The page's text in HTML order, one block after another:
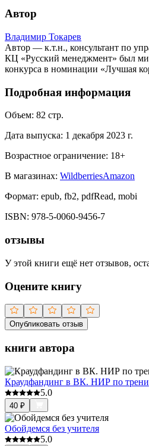
Автор
Владимир Токарев
Автор — к.т.н., консультант по
КЦ «Русский менеджмент» был
конкурса в номинации «Лучшая
Подробная информация
Объем: 82 стр.
Дата выпуска: 1 декабря 2023 г.
Возрастное ограничение: 18+
В магазинах: WildberriesAmazon
Формат: epub, fb2, pdfRead, mobi
ISBN: 978-5-0060-9456-7
отзывы
У этой книги ещё нет отзывов,
Оцените книгу
Опубликовать отзыв
книги автора
Краудфандинг в ВК. НИР по
5.0
40 ₽
Обойдемся без учителя
5.0